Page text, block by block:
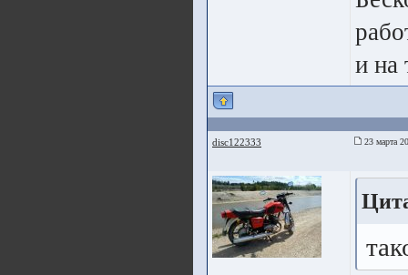
и на
disc122333 23 марта